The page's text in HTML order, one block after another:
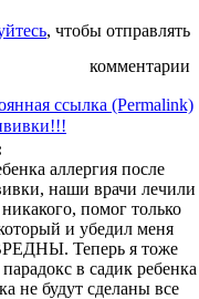
, чтобы отправлять
комментарии
ссылка (Permalink)
аллергия после
наши врачи лечили
помог только
и убедил меня
Теперь я тоже
в садик ребенка
не будут сделаны все